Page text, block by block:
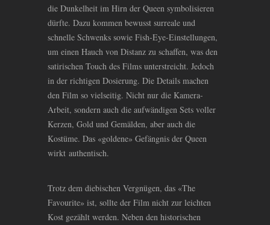
die Dunkelheit im Hirn der Queen symbolisieren
dürfte. Dazu kommen bewusst surreale und
schnelle Schwenks sowie Fish-Eye-Einstellungen,
um einen Hauch von Distanz zu schaffen, was den
satirischen Touch des Films unterstreicht. Jedoch
in der richtigen Dosierung. Die Details machen
den Film so vielseitig. Nicht nur die Kamera-
Arbeit, sondern auch die aufwändigen Sets voller
Kerzen, Gold und Gemälden, aber auch die
Kostüme. Das «goldene» Gefängnis der Queen
wirkt authentisch.
Trotz dem diebischen Vergnügen, das «The
Favourite» ist, sollte der Film nicht zur leichten
Kost gezählt werden. Neben den historischen